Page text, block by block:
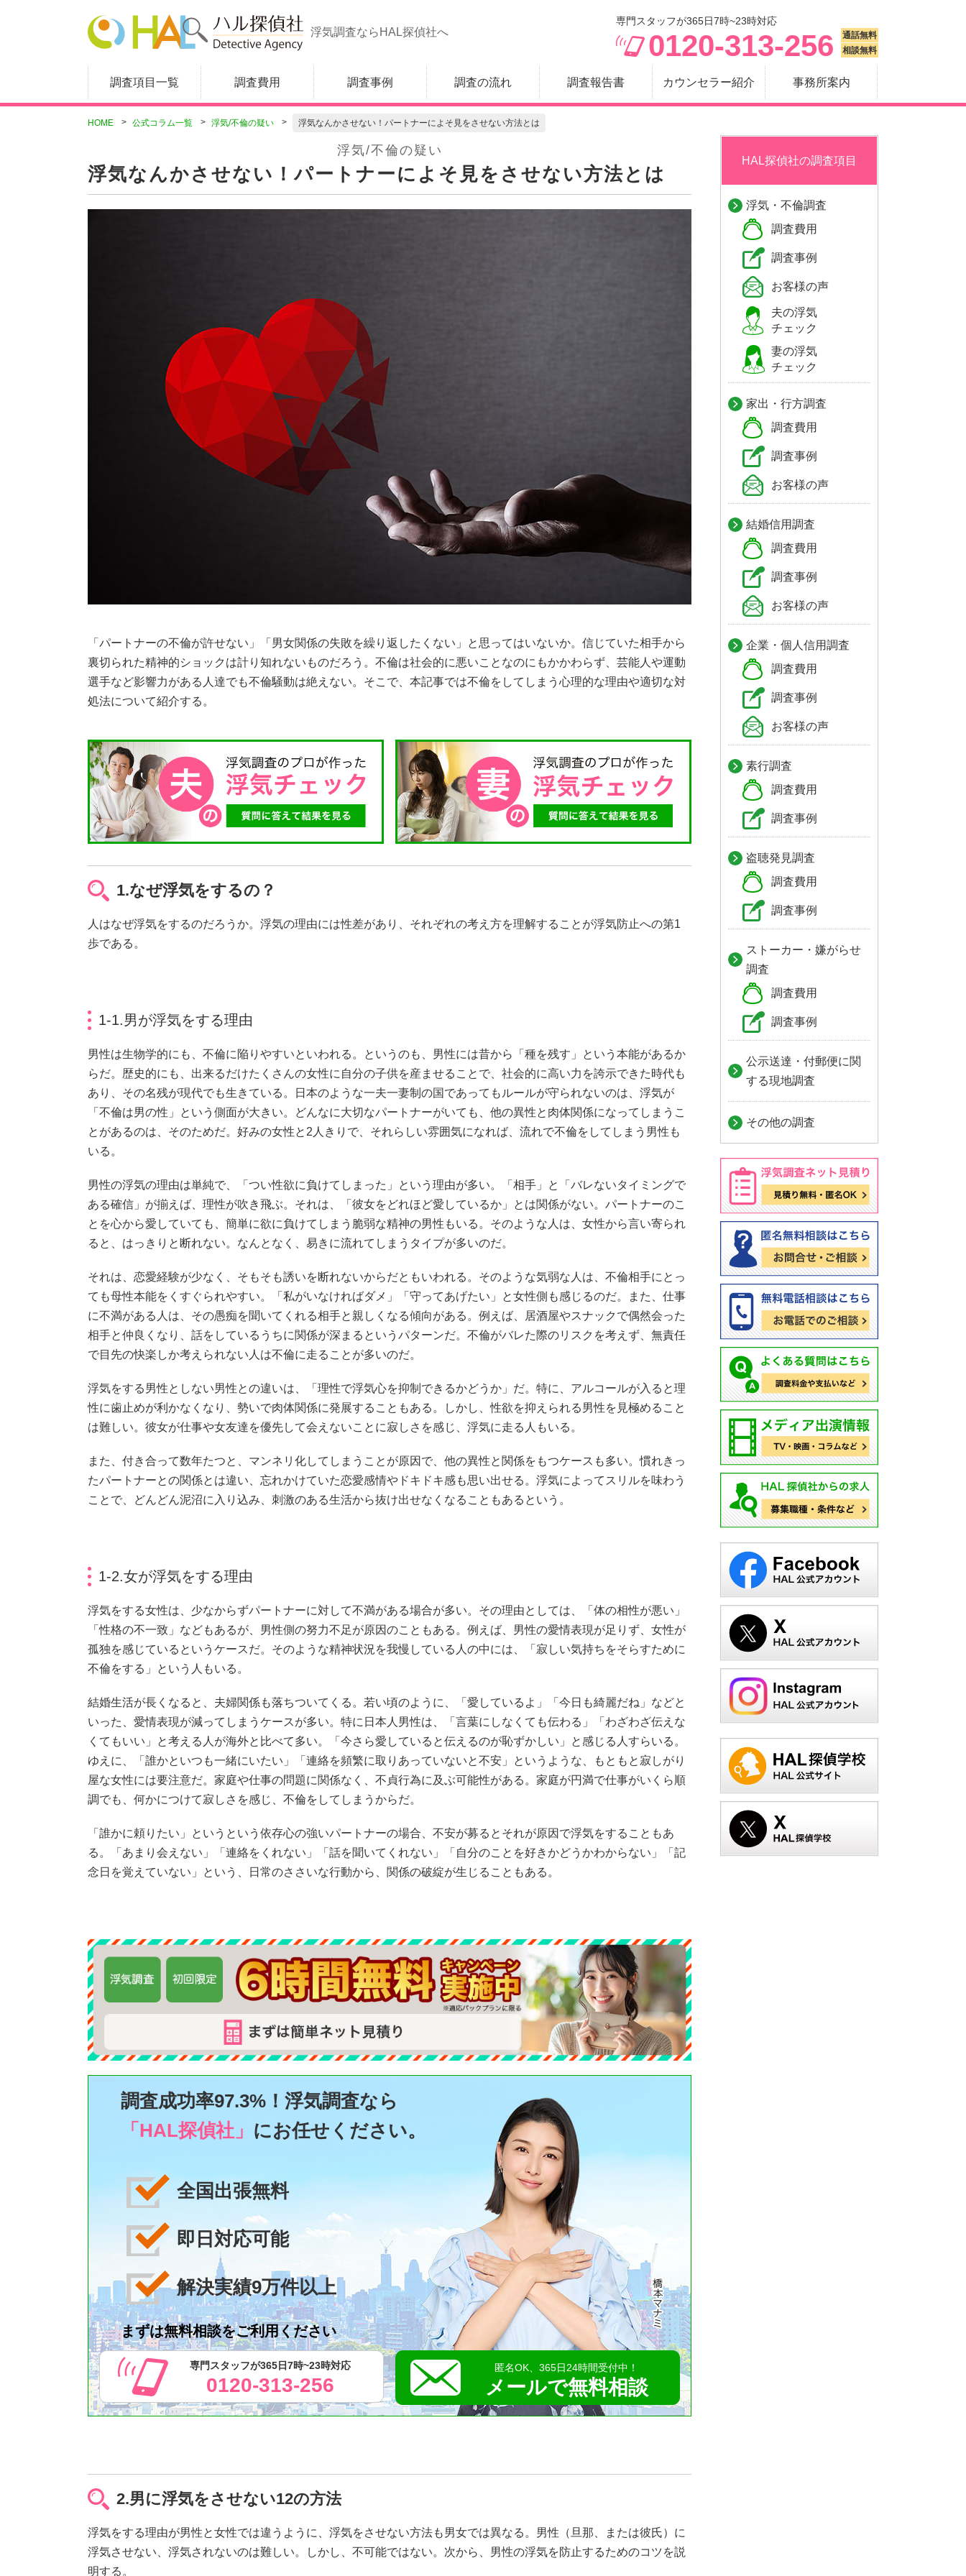
浮気調査ならHAL探偵社へ
専門スタッフが365日7時~23時対応
0120-313-256
通話無料
相談無料
調査項目一覧 調査費用 調査事例 調査の流れ 調査報告書 カウンセラー紹介 事務所案内
HOME 公式コラム一覧 浮気/不倫の疑い 浮気なんかさせない！パートナーによそ見をさせない方法とは
浮気/不倫の疑い
浮気なんかさせない！パートナーによそ見をさせない方法とは
「パートナーの不倫が許せない」「男女関係の失敗を繰り返したくない」と思ってはいないか。信じていた相手から
裏切られた精神的ショックは計り知れないものだろう。不倫は社会的に悪いことなのにもかかわらず、芸能人や運動
選手など影響力がある人達でも不倫騒動は絶えない。そこで、本記事では不倫をしてしまう心理的な理由や適切な対
処法について紹介する。
1.なぜ浮気をするの？
人はなぜ浮気をするのだろうか。浮気の理由には性差があり、それぞれの考え方を理解することが浮気防止への第1
歩である。
1-1.男が浮気をする理由
男性は生物学的にも、不倫に陥りやすいといわれる。というのも、男性には昔から「種を残す」という本能があるか
らだ。歴史的にも、出来るだけたくさんの女性に自分の子供を産ませることで、社会的に高い力を誇示できた時代も
あり、その名残が現代でも生きている。日本のような一夫一妻制の国であってもルールが守られないのは、浮気が
「不倫は男の性」という側面が大きい。どんなに大切なパートナーがいても、他の異性と肉体関係になってしまうこ
とがあるのは、そのためだ。好みの女性と2人きりで、それらしい雰囲気になれば、流れで不倫をしてしまう男性も
いる。
男性の浮気の理由は単純で、「つい性欲に負けてしまった」という理由が多い。「相手」と「バレないタイミングで
ある確信」が揃えば、理性が吹き飛ぶ。それは、「彼女をどれほど愛しているか」とは関係がない。パートナーのこ
とを心から愛していても、簡単に欲に負けてしまう脆弱な精神の男性もいる。そのような人は、女性から言い寄られ
ると、はっきりと断れない。なんとなく、易きに流れてしまうタイプが多いのだ。
それは、恋愛経験が少なく、そもそも誘いを断れないからだともいわれる。そのような気弱な人は、不倫相手にとっ
ても母性本能をくすぐられやすい。「私がいなければダメ」「守ってあげたい」と女性側も感じるのだ。また、仕事
に不満がある人は、その愚痴を聞いてくれる相手と親しくなる傾向がある。例えば、居酒屋やスナックで偶然会った
相手と仲良くなり、話をしているうちに関係が深まるというパターンだ。不倫がバレた際のリスクを考えず、無責任
で目先の快楽しか考えられない人は不倫に走ることが多いのだ。
浮気をする男性としない男性との違いは、「理性で浮気心を抑制できるかどうか」だ。特に、アルコールが入ると理
性に歯止めが利かなくなり、勢いで肉体関係に発展することもある。しかし、性欲を抑えられる男性を見極めること
は難しい。彼女が仕事や女友達を優先して会えないことに寂しさを感じ、浮気に走る人もいる。
また、付き合って数年たつと、マンネリ化してしまうことが原因で、他の異性と関係をもつケースも多い。慣れきっ
たパートナーとの関係とは違い、忘れかけていた恋愛感情やドキドキ感も思い出せる。浮気によってスリルを味わう
ことで、どんどん泥沼に入り込み、刺激のある生活から抜け出せなくなることもあるという。
1-2.女が浮気をする理由
浮気をする女性は、少なからずパートナーに対して不満がある場合が多い。その理由としては、「体の相性が悪い」
「性格の不一致」などもあるが、男性側の努力不足が原因のこともある。例えば、男性の愛情表現が足りず、女性が
孤独を感じているというケースだ。そのような精神状況を我慢している人の中には、「寂しい気持ちをそらすために
不倫をする」という人もいる。
結婚生活が長くなると、夫婦関係も落ちついてくる。若い頃のように、「愛しているよ」「今日も綺麗だね」などと
いった、愛情表現が減ってしまうケースが多い。特に日本人男性は、「言葉にしなくても伝わる」「わざわざ伝えな
くてもいい」と考える人が海外と比べて多い。「今さら愛していると伝えるのが恥ずかしい」と感じる人すらいる。
ゆえに、「誰かといつも一緒にいたい」「連絡を頻繁に取りあっていないと不安」というような、もともと寂しがり
屋な女性には要注意だ。家庭や仕事の問題に関係なく、不貞行為に及ぶ可能性がある。家庭が円満で仕事がいくら順
調でも、何かにつけて寂しさを感じ、不倫をしてしまうからだ。
「誰かに頼りたい」というという依存心の強いパートナーの場合、不安が募るとそれが原因で浮気をすることもあ
る。「あまり会えない」「連絡をくれない」「話を聞いてくれない」「自分のことを好きかどうかわからない」「記
念日を覚えていない」という、日常のささいな行動から、関係の破綻が生じることもある。
調査成功率97.3%！ 浮気調査なら
「HAL探偵社」 にお任せください。
全国出張無料
即日対応可能
解決実績9万件以上
まずは無料相談をご利用ください
専門スタッフが365日7時~23時対応
0120-313-256
匿名OK、365日24時間受付中！
メールで無料相談
2.男に浮気をさせない12の方法
浮気をする理由が男性と女性では違うように、浮気をさせない方法も男女では異なる。男性（旦那、または彼氏）に
浮気させない、浮気されないのは難しい。しかし、不可能ではない。次から、男性の浮気を防止するためのコツを説
明する。
HAL探偵社の調査項目
浮気・不倫調査
調査費用
調査事例
お客様の声
夫の浮気
チェック
妻の浮気
チェック
家出・行方調査
調査費用
調査事例
お客様の声
結婚信用調査
調査費用
調査事例
お客様の声
企業・個人信用調査
調査費用
調査事例
お客様の声
素行調査
調査費用
調査事例
盗聴発見調査
調査費用
調査事例
ストーカー・嫌がらせ
調査
調査費用
調査事例
公示送達・付郵便に関
する現地調査
その他の調査